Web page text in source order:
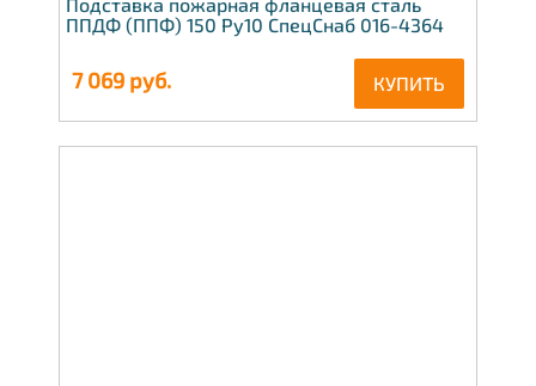
ППДФ (ППФ) 150 Ру10 СпецСнаб 016-4364
7 069 руб. КУПИТЬ